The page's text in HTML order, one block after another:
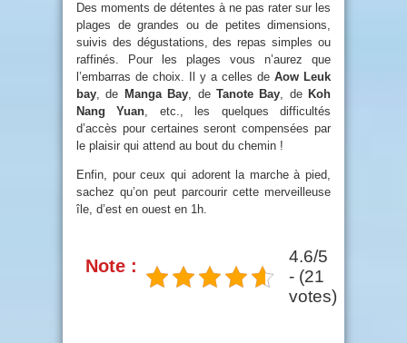
Des moments de détentes à ne pas rater sur les
plages de grandes ou de petites dimensions,
suivis des dégustations, des repas simples ou
raffinés. Pour les plages vous n’aurez que
l’embarras de choix. Il y a celles de Aow Leuk
bay, de Manga Bay, de Tanote Bay, de Koh
Nang Yuan, etc., les quelques difficultés
d’accès pour certaines seront compensées par
le plaisir qui attend au bout du chemin !
Enfin, pour ceux qui adorent la marche à pied,
sachez qu’on peut parcourir cette merveilleuse
île, d’est en ouest en 1h.
Note :
4.6/5
- (21
votes)